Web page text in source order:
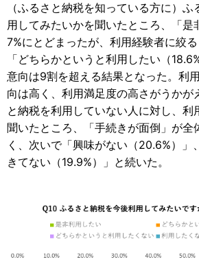
（ふるさと納税を知っている方に）
用してみたいかを聞いたところ、「是
7%にとどまったが、利用経験者に絞る
「どちらかというと利用したい（
意向は9割を超える結果となった。利
向は高く、利用満足度の高さがうかが
と納税を利用していない人に対し、利
聞いたところ、「手続きが面倒」が全
く、次いで「興味がない（20.6%）」
きてない（19.9%）」と続いた。